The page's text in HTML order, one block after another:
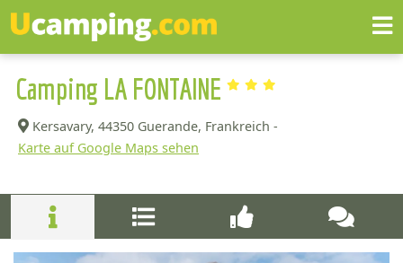
Camping LA FONTAINE
Kersavary, 44350 Guerande, Frankreich -
Karte auf Google Maps sehen